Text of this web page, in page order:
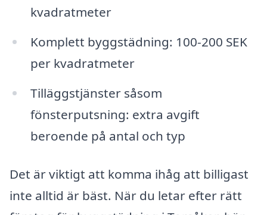
kvadratmeter
Komplett byggstädning: 100-200 SEK
per kvadratmeter
Tilläggstjänster såsom
fönsterputsning: extra avgift
beroende på antal och typ
Det är viktigt att komma ihåg att billigast
inte alltid är bäst. När du letar efter rätt